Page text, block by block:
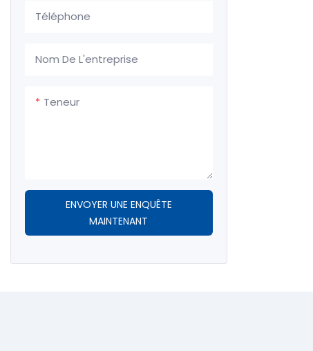
Téléphone
Nom De L'entreprise
Teneur
ENVOYER UNE ENQUÊTE
MAINTENANT